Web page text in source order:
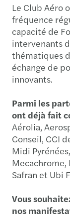
Le Club Aéro
fréquence
capacité de
intervenants
thématiques
échange de
innovants.
Parmi les
ont déjà fait
Aérolia,
Conseil, CCI
Midi
Mecachrome,
Safran et Ubi
Vous
nos